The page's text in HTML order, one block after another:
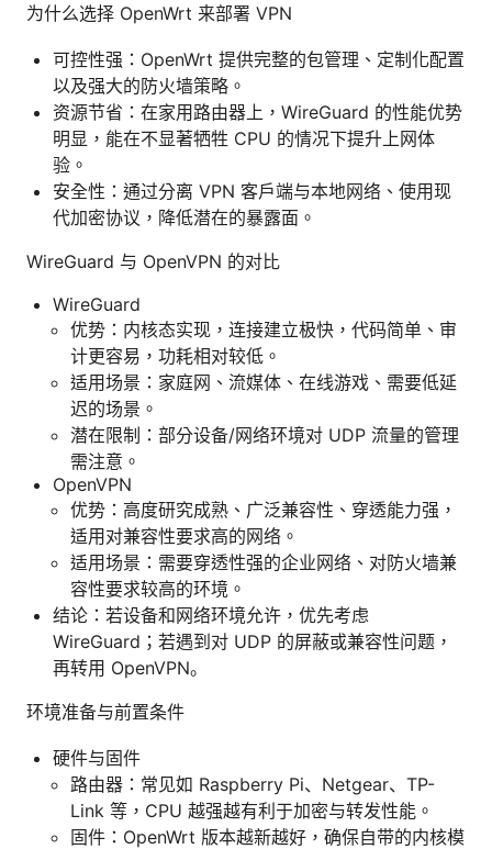
为什么选择 OpenWrt 来部署 VPN
可控性强：OpenWrt 提供完整的包管理、定制化配置
以及强大的防火墙策略。
资源节省：在家用路由器上，WireGuard 的性能优势
明显，能在不显著牺牲 CPU 的情况下提升上网体
验。
安全性：通过分离 VPN 客户端与本地网络、使用现
代加密协议，降低潜在的暴露面。
WireGuard 与 OpenVPN 的对比
WireGuard
优势：内核态实现，连接建立极快，代码简单、审
计更容易，功耗相对较低。
适用场景：家庭网、流媒体、在线游戏、需要低延
迟的场景。
潜在限制：部分设备/网络环境对 UDP 流量的管理
需注意。
OpenVPN
优势：高度研究成熟、广泛兼容性、穿透能力强，
适用对兼容性要求高的网络。
适用场景：需要穿透性强的企业网络、对防火墙兼
容性要求较高的环境。
结论：若设备和网络环境允许，优先考虑
WireGuard；若遇到对 UDP 的屏蔽或兼容性问题，
再转用 OpenVPN。
环境准备与前置条件
硬件与固件
路由器：常见如 Raspberry Pi、Netgear、TP-
Link 等，CPU 越强越有利于加密与转发性能。
固件：OpenWrt 版本越新越好，确保自带的内核模